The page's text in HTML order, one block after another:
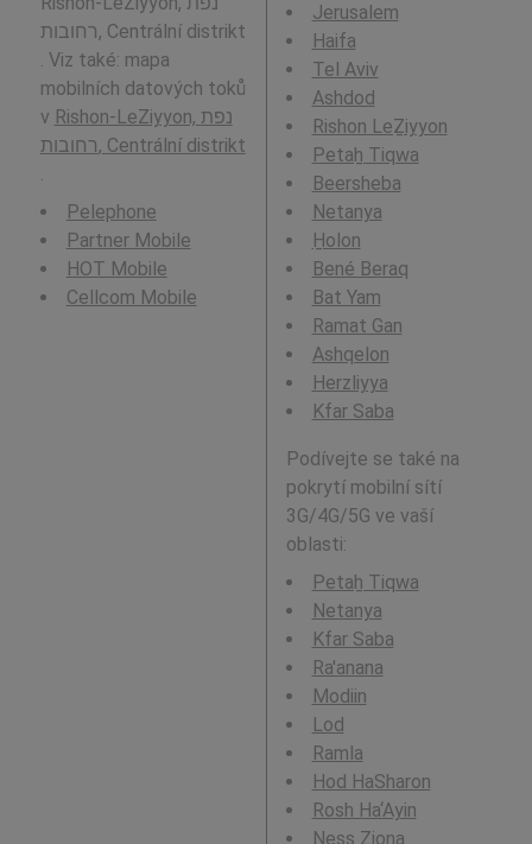
רחובות, Centrální distrikt
. Viz také: mapa
mobilních datových toků
v Rishon-LeZiyyon, נפת
רחובות, Centrální distrikt
.
Pelephone
Partner Mobile
HOT Mobile
Cellcom Mobile
Jerusalem
Haifa
Tel Aviv
Ashdod
Rishon LeẔiyyon
Petaẖ Tiqwa
Beersheba
Netanya
H̱olon
Bené Beraq
Bat Yam
Ramat Gan
Ashqelon
Herzliyya
Kfar Saba
Podívejte se také na
pokrytí mobilní sítí
3G/4G/5G ve vaší
oblasti:
Petaẖ Tiqwa
Netanya
Kfar Saba
Ra'anana
Modiin
Lod
Ramla
Hod HaSharon
Rosh Ha‘Ayin
Ness Ziona